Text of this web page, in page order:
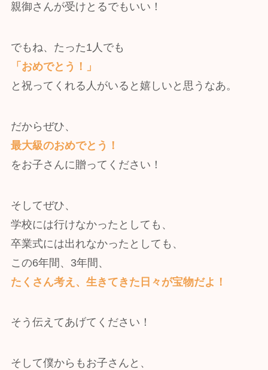
親御さんが受けとるでもいい！
でもね、たった1人でも
「おめでとう！」
と祝ってくれる人がいると嬉しいと思うなあ。
だからぜひ、
最大級のおめでとう！
をお子さんに贈ってください！
そしてぜひ、
学校には行けなかったとしても、
卒業式には出れなかったとしても、
この6年間、3年間、
たくさん考え、生きてきた日々が宝物だよ！
そう伝えてあげてください！
そして僕からもお子さんと、